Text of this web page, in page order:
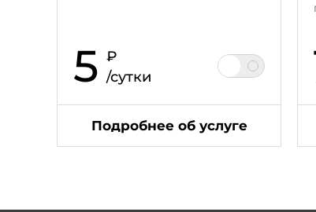
5 ₽
/сутки
Подробнее об услуге